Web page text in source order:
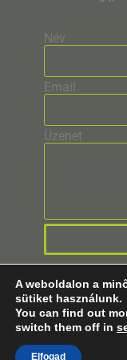
Név
Email
Üzenet
©
A weboldalon a
sütiket használunk.
You can find out
switch them off in
Elfogad